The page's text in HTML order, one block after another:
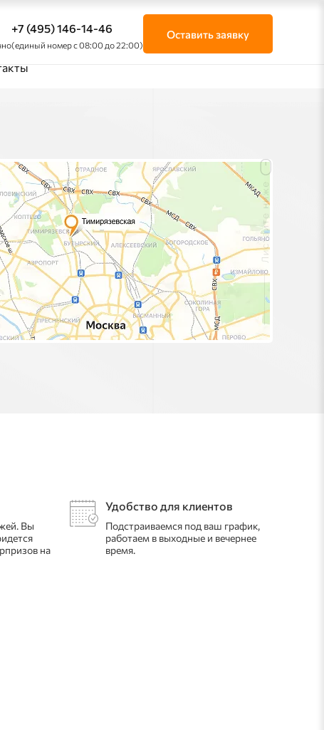
+7 (495) 146-14-46
(единый номер с 08:00 до 22:00)
Оставить заявку
Вы
на
Удобство для клиентов
Подстраиваемся под ваш график,
работаем в выходные и вечернее
время.